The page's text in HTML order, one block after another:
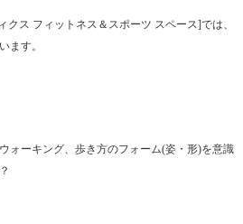
クス フィットネス＆スポーツ スペース]では、
ます。
ォーキング、歩き方のフォーム(姿・形)を意識